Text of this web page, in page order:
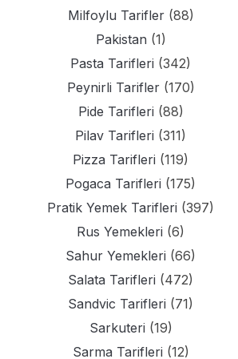
Milfoylu Tarifler(88)
Pakistan (1)
Pasta Tarifleri (342)
Peynirli Tarifler(170)
Pide Tarifleri (88)
Pilav Tarifleri (311)
Pizza Tarifleri (119)
Pogaca Tarifleri (175)
Pratik Yemek Tarifleri (397)
Rus Yemekleri (6)
Sahur Yemekleri (66)
Salata Tarifleri (472)
Sandvic Tarifleri (71)
Sarkuteri (19)
Sarma Tarifleri (12)